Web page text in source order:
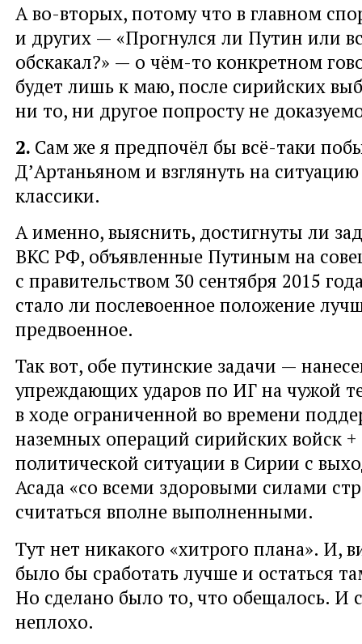
А во-вторых, потому что в главном
и других — «Прогнулся ли Путин или
обскакал?» — о чём-то конкретном
будет лишь к маю, после сирийских
ни то, ни другое попросту не
2. Сам же я предпочёл бы всё-таки
Д’Артаньяном и взглянуть на
классики.
А именно, выяснить, достигнуты ли
ВКС РФ, объявленные Путиным на
с правительством 30 сентября 2015
стало ли послевоенное положение
предвоенное.
Так вот, обе путинские задачи —
упреждающих ударов по ИГ на чужой
в ходе ограниченной во времени
наземных операций сирийских войск +
политической ситуации в Сирии с
Асада «со всеми здоровыми силами
считаться вполне выполненными.
Тут нет никакого «хитрого плана». И,
было бы сработать лучше и остаться
Но сделано было то, что обещалось. И
неплохо.